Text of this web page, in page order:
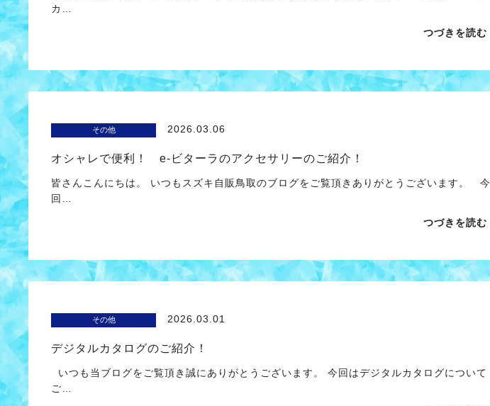
カ…
つづきを読む
その他 2026.03.06
オシャレで便利！ e-ビターラのアクセサリーのご紹介！
皆さんこんにちは。 いつもスズキ自販鳥取のブログをご覧頂きありがとうございます。 今
回…
つづきを読む
その他 2026.03.01
デジタルカタログのご紹介！
いつも当ブログをご覧頂き誠にありがとうございます。 今回はデジタルカタログについて
ご…